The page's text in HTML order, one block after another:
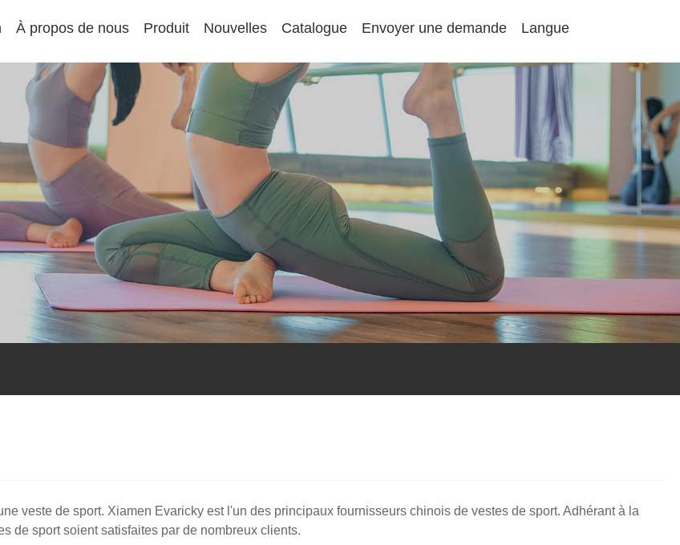
À propos de nous Produit Nouvelles Catalogue Envoyer une demande Langue
veste de sport. Xiamen Evaricky est l'un des principaux fournisseurs chinois de vestes de sport. Adhérant à la
de sport soient satisfaites par de nombreux clients.